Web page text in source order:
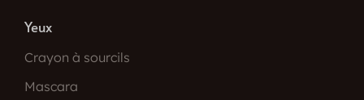
Yeux
Crayon à sourcils
Mascara